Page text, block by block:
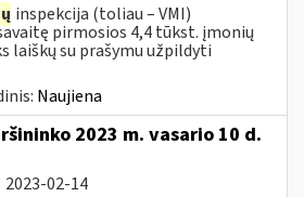
inspekcija (toliau – VMI)
pirmosios 4,4 tūkst. įmonių
laiškų su prašymu užpildyti
Naujiena
2023 m. vasario 10 d.
2023-02-14